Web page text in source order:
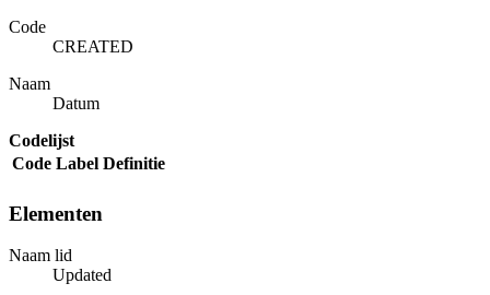
Code
CREATED
Naam
Datum
Codelijst
Code Label Definitie
Elementen
Naam lid
Updated